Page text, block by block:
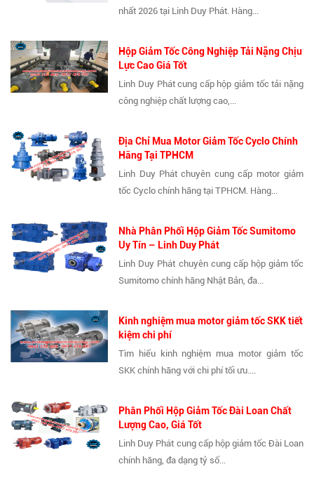
nhất 2026 tại Linh Duy Phát. Hàng...
Hộp Giảm Tốc Công Nghiệp Tải Nặng Chịu
Lực Cao Giá Tốt
Linh Duy Phát cung cấp hộp giảm tốc tải nặng
công nghiệp chất lượng cao,...
Địa Chỉ Mua Motor Giảm Tốc Cyclo Chính
Hãng Tại TPHCM
Linh Duy Phát chuyên cung cấp motor giảm
tốc Cyclo chính hãng tại TPHCM. Hàng...
Nhà Phân Phối Hộp Giảm Tốc Sumitomo
Uy Tín – Linh Duy Phát
Linh Duy Phát chuyên cung cấp hộp giảm tốc
Sumitomo chính hãng Nhật Bản, đa...
Kinh nghiệm mua motor giảm tốc SKK tiết
kiệm chi phí
Tìm hiểu kinh nghiệm mua motor giảm tốc
SKK chính hãng với chi phí tối ưu....
Phân Phối Hộp Giảm Tốc Đài Loan Chất
Lượng Cao, Giá Tốt
Linh Duy Phát cung cấp hộp giảm tốc Đài Loan
chính hãng, đa dạng tỷ số...